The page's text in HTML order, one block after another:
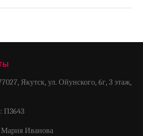
Якутск, ул. Ойунского, 6г, 3 этаж,
П3643
Мария Иванова